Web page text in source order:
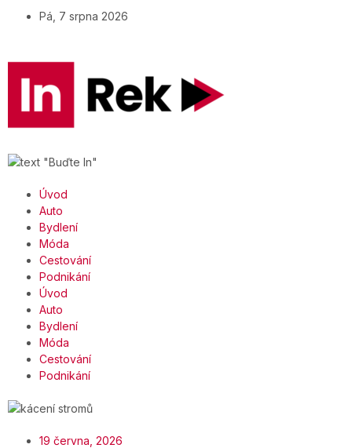
Pá, 7 srpna 2026
Úvod
Auto
Bydlení
Móda
Cestování
Podnikání
Úvod
Auto
Bydlení
Móda
Cestování
Podnikání
19 června, 2026